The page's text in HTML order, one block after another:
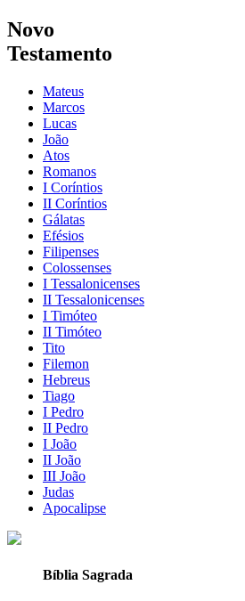
Novo
Testamento
Mateus
Marcos
Lucas
João
Atos
Romanos
I Coríntios
II Coríntios
Gálatas
Efésios
Filipenses
Colossenses
I Tessalonicenses
II Tessalonicenses
I Timóteo
II Timóteo
Tito
Filemon
Hebreus
Tiago
I Pedro
II Pedro
I João
II João
III João
Judas
Apocalipse
Bíblia Sagrada